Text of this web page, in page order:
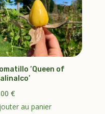
‘Queen of
€
au panier